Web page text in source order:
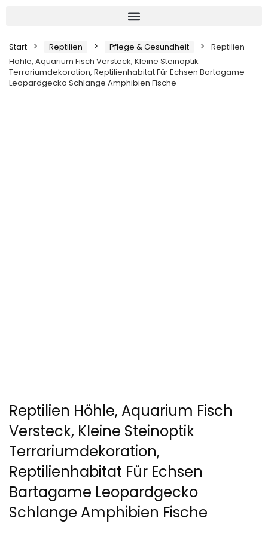
Start Reptilien Pflege & Gesundheit
Reptilien
Höhle, Aquarium Fisch Versteck, Kleine Steinoptik
Terrariumdekoration, Reptilienhabitat Für Echsen Bartagame
Leopardgecko Schlange Amphibien Fische
Reptilien Höhle, Aquarium Fisch
Versteck, Kleine Steinoptik
Terrariumdekoration,
Reptilienhabitat Für Echsen
Bartagame Leopardgecko
Schlange Amphibien Fische